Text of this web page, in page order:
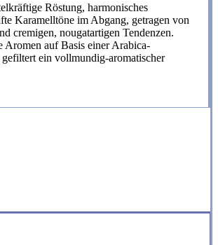
Röstung, harmonisches
Karamelltöne im Abgang, getragen von
cremigen, nougatartigen Tendenzen.
Aromen auf Basis einer Arabica-
ein vollmundig-aromatischer